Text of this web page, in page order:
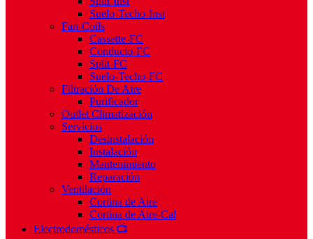
Suelo-Techo-Inst
Fan-Coils
Cassette-FC
Conducto-FC
Split-FC
Suelo-Techo-FC
Filtración De Aire
Purificador
Outlet Climatización
Servicios
Desinstalación
Instalación
Mantenimiento
Reparación
Ventilación
Cortina de Aire
Cortina de Aire-Cal
Electrodomésticos 📺